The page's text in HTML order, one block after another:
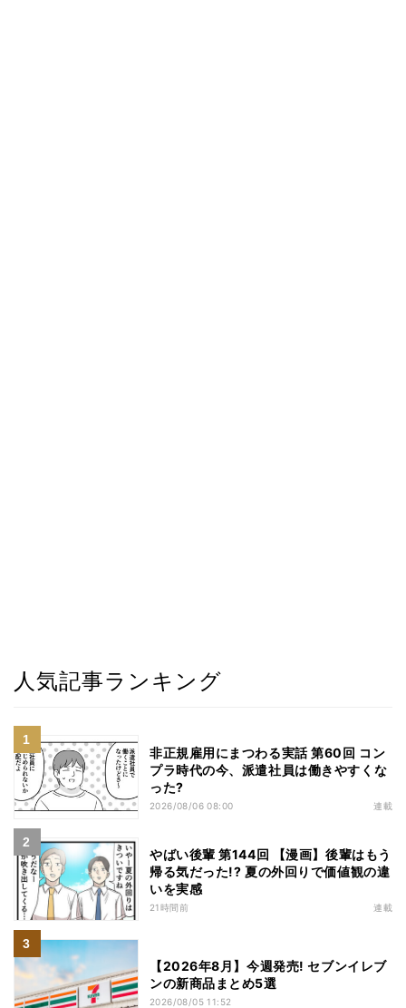
人気記事ランキング
非正規雇用にまつわる実話 第60回 コン
プラ時代の今、派遣社員は働きやすくな
った?
2026/08/06 08:00 連載
やばい後輩 第144回 【漫画】後輩はもう
帰る気だった!? 夏の外回りで価値観の違
いを実感
21時間前 連載
【2026年8月】今週発売! セブンイレブ
ンの新商品まとめ5選
2026/08/05 11:52